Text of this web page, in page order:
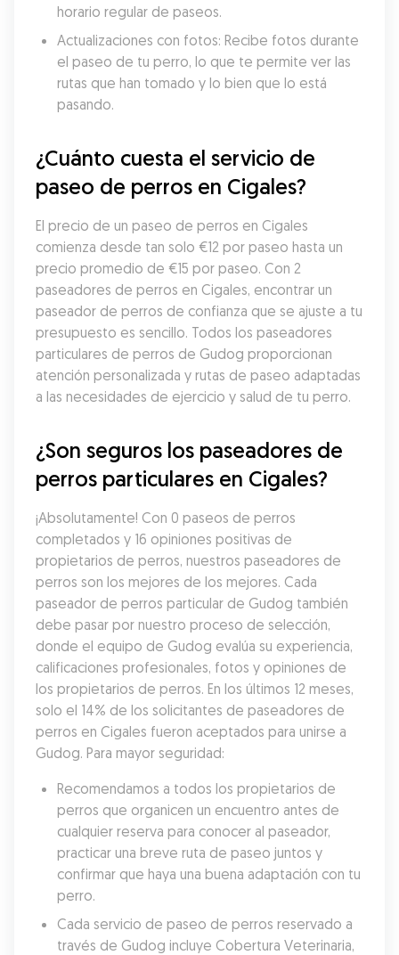
horario regular de paseos.
Actualizaciones con fotos: Recibe fotos durante
el paseo de tu perro, lo que te permite ver las
rutas que han tomado y lo bien que lo está
pasando.
¿Cuánto cuesta el servicio de
paseo de perros en Cigales?
El precio de un paseo de perros en Cigales
comienza desde tan solo €12 por paseo hasta un
precio promedio de €15 por paseo. Con 2
paseadores de perros en Cigales, encontrar un
paseador de perros de confianza que se ajuste a tu
presupuesto es sencillo. Todos los paseadores
particulares de perros de Gudog proporcionan
atención personalizada y rutas de paseo adaptadas
a las necesidades de ejercicio y salud de tu perro.
¿Son seguros los paseadores de
perros particulares en Cigales?
¡Absolutamente! Con 0 paseos de perros
completados y 16 opiniones positivas de
propietarios de perros, nuestros paseadores de
perros son los mejores de los mejores. Cada
paseador de perros particular de Gudog también
debe pasar por nuestro proceso de selección,
donde el equipo de Gudog evalúa su experiencia,
calificaciones profesionales, fotos y opiniones de
los propietarios de perros. En los últimos 12 meses,
solo el 14% de los solicitantes de paseadores de
perros en Cigales fueron aceptados para unirse a
Gudog. Para mayor seguridad:
Recomendamos a todos los propietarios de
perros que organicen un encuentro antes de
cualquier reserva para conocer al paseador,
practicar una breve ruta de paseo juntos y
confirmar que haya una buena adaptación con tu
perro.
Cada servicio de paseo de perros reservado a
través de Gudog incluye Cobertura Veterinaria,